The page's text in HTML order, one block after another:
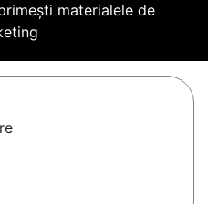
materialele de